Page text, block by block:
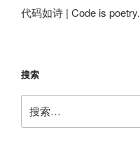
代码如诗 | Code is poetry.
搜索
索：